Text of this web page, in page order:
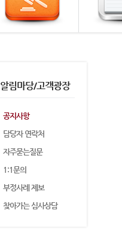
알림마당/고객광장
공지사항
담당자 연락처
자주묻는질문
1:1문의
부정사례 제보
찾아가는 심사상담